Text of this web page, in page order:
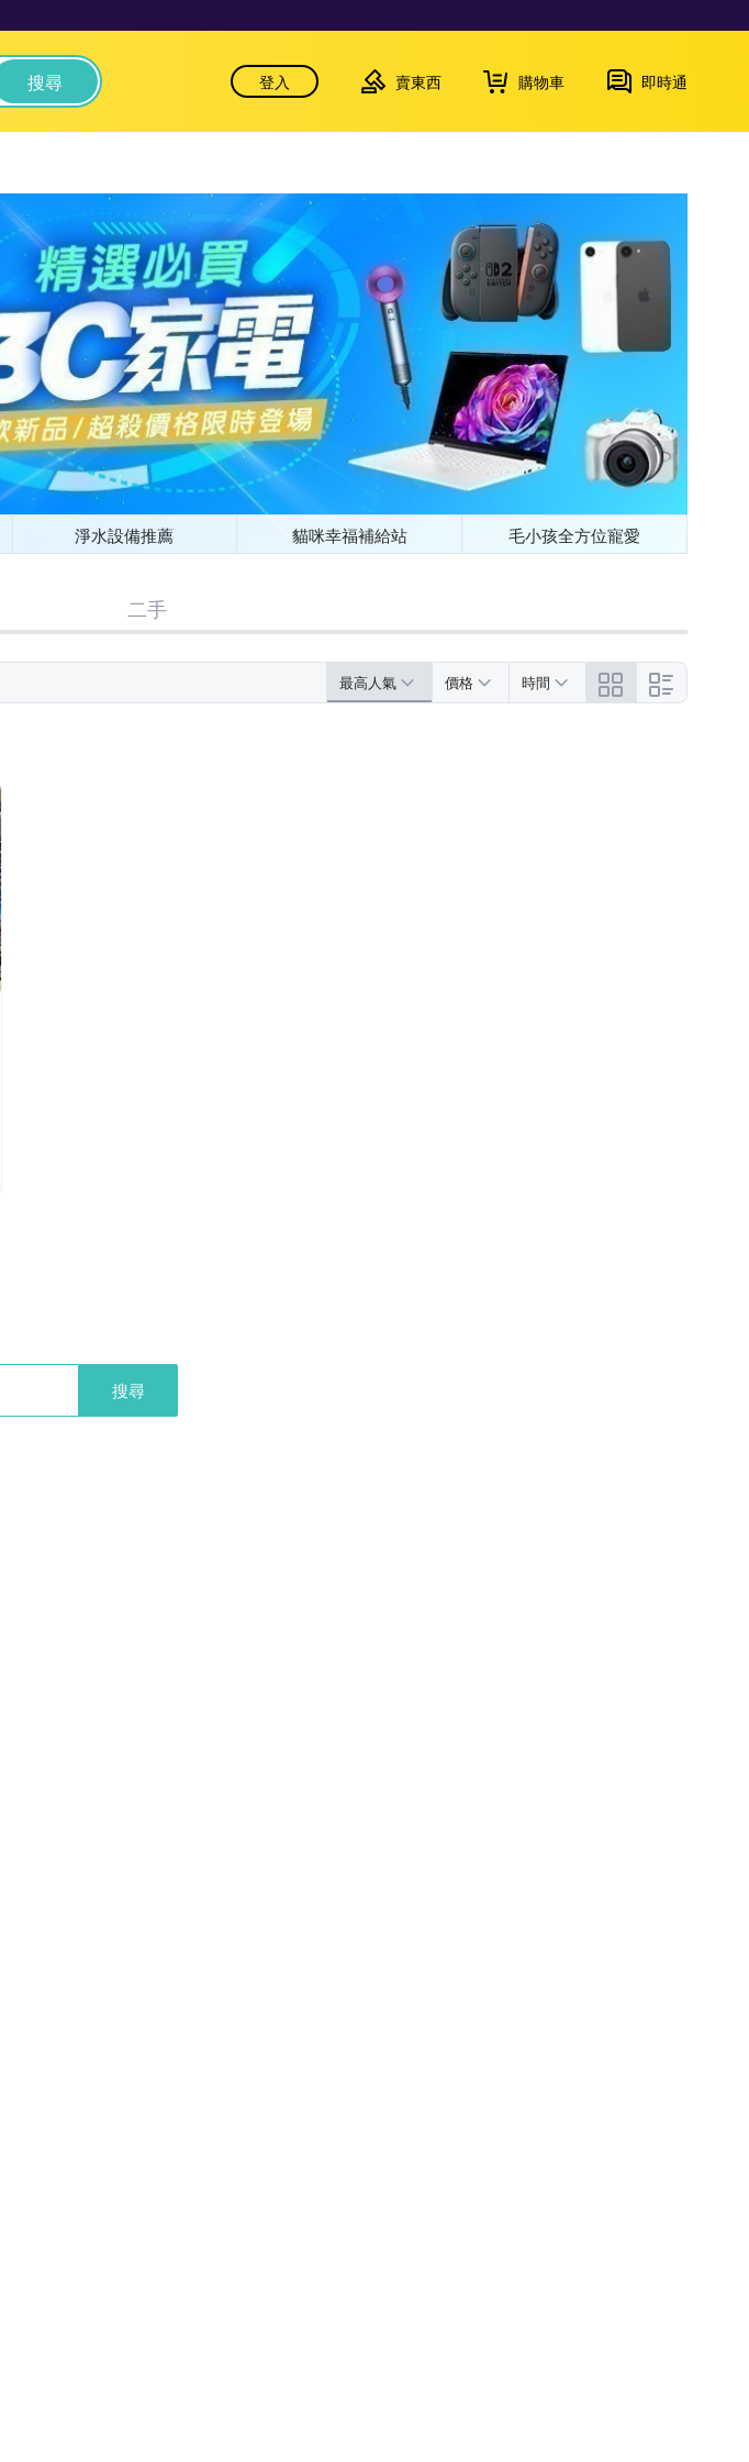
搜尋 登入 賣東西 購物車 即時通
淨水設備推薦 貓咪幸福補給站 毛小孩全方位寵愛
二手
最高人氣 價格 時間
搜尋